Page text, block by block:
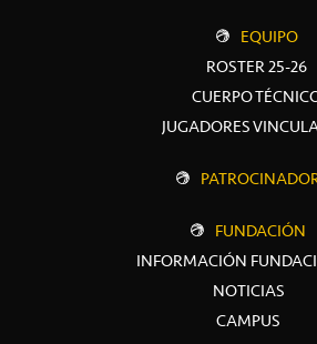
EQUIPO
ROSTER 25-26
CUERPO
JUGADORES
FUNDACIÓN
INFORMACIÓN
NOTICIAS
CAMPUS